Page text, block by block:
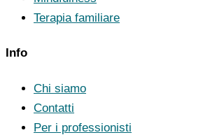
Terapia familiare
Info
Chi siamo
Contatti
Per i professionisti